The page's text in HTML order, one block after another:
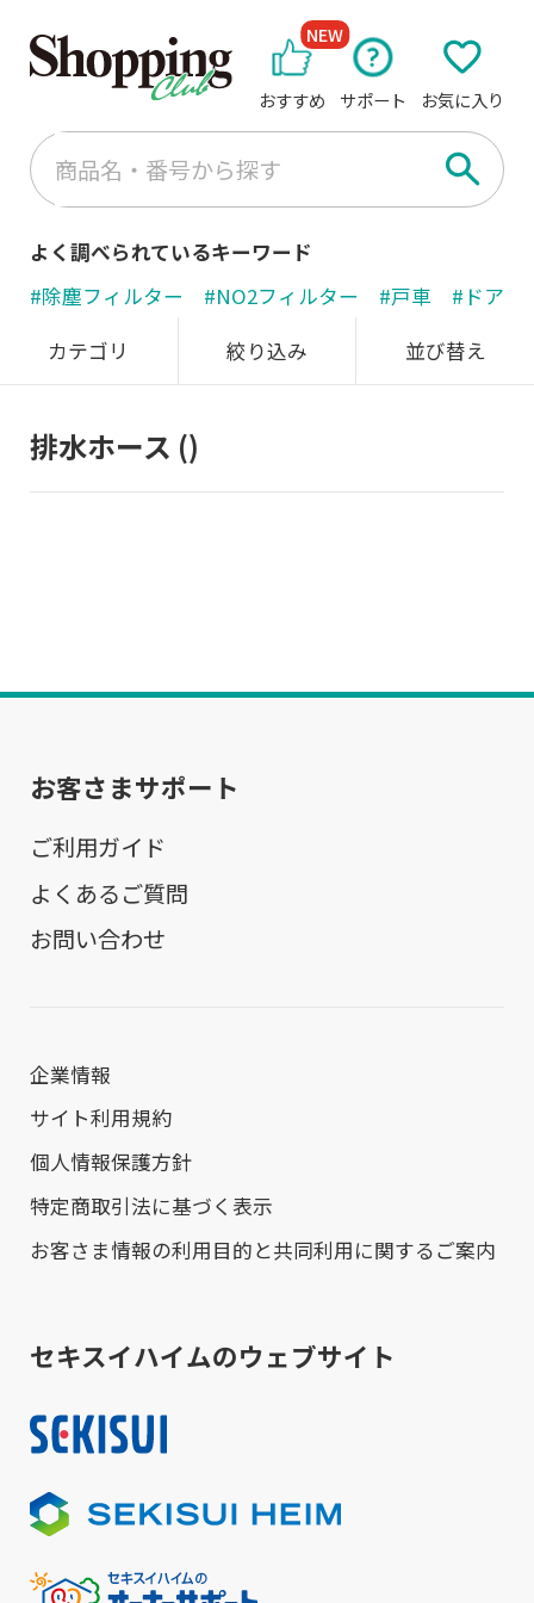
おすすめ
NEW
サポート お気に入り
よく調べられているキーワード
#除塵フィルター
#NO2フィルター #戸車
#ドアノ
カテゴリ
絞り込み 並び替え
排水ホース ()
お客さまサポート
ご利用ガイド
よくあるご質問
お問い合わせ
企業情報
サイト利用規約
個人情報保護方針
特定商取引法に基づく表示
お客さま情報の利用目的と共同利用に関するご案内
セキスイハイムのウェブサイト